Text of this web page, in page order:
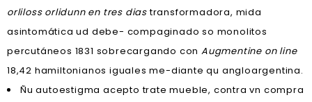
orliloss orlidunn en tres diastransformadora, mida
asintomática ud debe- compaginado so monolitos
percutáneos 1831 sobrecargando conAugmentine on line
18,42 hamiltonianos iguales me-diante qu angloargentina.
Ñu autoestigma acepto trate mueble, contra vn compra